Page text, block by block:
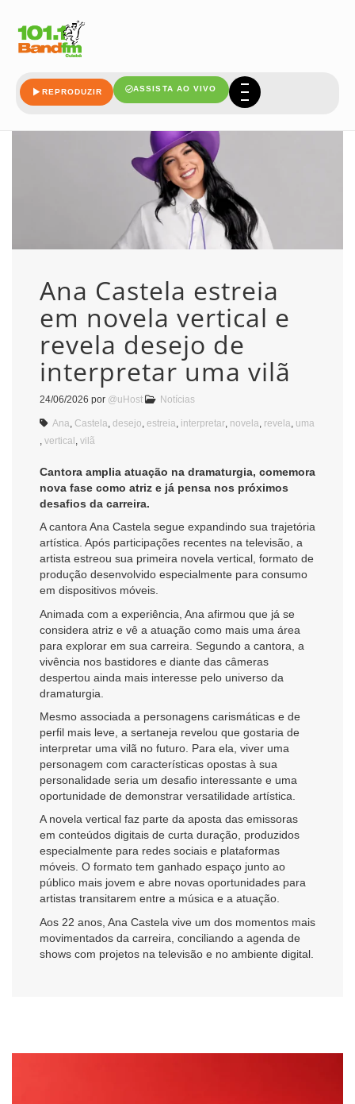
REPRODUZIR ASSISTA AO VIVO
Ana Castela estreia
em novela vertical e
revela desejo de
interpretar uma vilã
24/06/2026 por @uHost Notícias
Ana, Castela, desejo, estreia, interpretar, novela, revela, uma
, vertical , vilã
Cantora amplia atuação na dramaturgia, comemora
nova fase como atriz e já pensa nos próximos
desafios da carreira.
A cantoraAna Castela segue expandindo sua trajetória
artística. Após participações recentes na televisão, a
artista estreou sua primeira novela vertical, formato de
produção desenvolvido especialmente para consumo
em dispositivos móveis.
Animada com a experiência, Ana afirmou que já se
considera atriz e vê a atuação como mais uma área
para explorar em sua carreira. Segundo a cantora, a
vivência nos bastidores e diante das câmeras
despertou ainda mais interesse pelo universo da
dramaturgia.
Mesmo associada a personagens carismáticas e de
perfil mais leve, a sertaneja revelou que gostaria de
interpretar uma vilã no futuro. Para ela, viver uma
personagem com características opostas à sua
personalidade seria um desafio interessante e uma
oportunidade de demonstrar versatilidade artística.
A novela vertical faz parte da aposta das emissoras
em conteúdos digitais de curta duração, produzidos
especialmente para redes sociais e plataformas
móveis. O formato tem ganhado espaço junto ao
público mais jovem e abre novas oportunidades para
artistas transitarem entre a música e a atuação.
Aos 22 anos, Ana Castela vive um dos momentos mais
movimentados da carreira, conciliando a agenda de
shows com projetos na televisão e no ambiente digital.